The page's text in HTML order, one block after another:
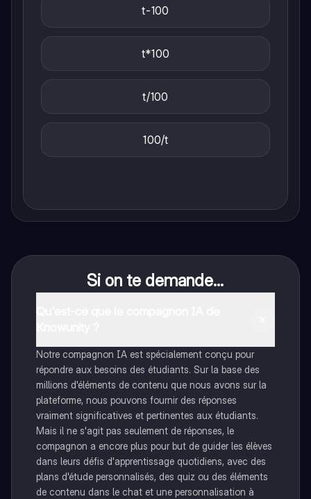
t-100
t*100
t/100
100/t
Si on te demande...
Notre compagnon IA est spécialement conçu pour
répondre aux besoins des étudiants. Sur la base des
millions d'éléments de contenu que nous avons sur la
plateforme, nous pouvons fournir des réponses
vraiment significatives et pertinentes aux étudiants.
Mais il ne s'agit pas seulement de réponses, le
compagnon a encore plus pour but de guider les élèves
dans leurs défis d'apprentissage quotidiens, avec des
plans d'étude personnalisés, des quiz ou des éléments
de contenu dans le chat et une personnalisation à